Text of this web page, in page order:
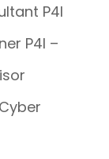
P4I
P4I –